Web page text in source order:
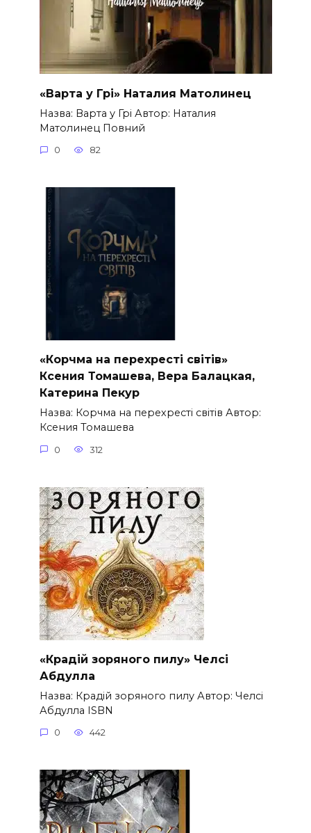
«Варта у Грі» Наталия Матолинец
Назва: Варта у Грі Автор: Наталия
Матолинец Повний
0 82
«Корчма на перехресті світів»
Ксения Томашева, Вера Балацкая,
Катерина Пекур
Назва: Корчма на перехресті світів Автор:
Ксения Томашева
0 312
«Крадій зоряного пилу» Челсі
Абдулла
Назва: Крадій зоряного пилу Автор: Челсі
Абдулла ISBN
0 442